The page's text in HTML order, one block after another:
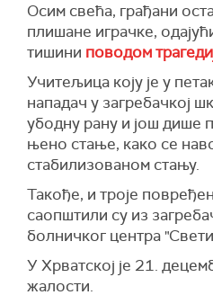
Осим свећа, грађани
плишане играчке,
тишини поводом
Учитељица коју је у
нападач у загребачкој
убодну рану и још дише
њено стање, како се
стабилизованом стању.
Такође, и троје
саопштили су из
болничког центра
У Хрватској је 21.
жалости.